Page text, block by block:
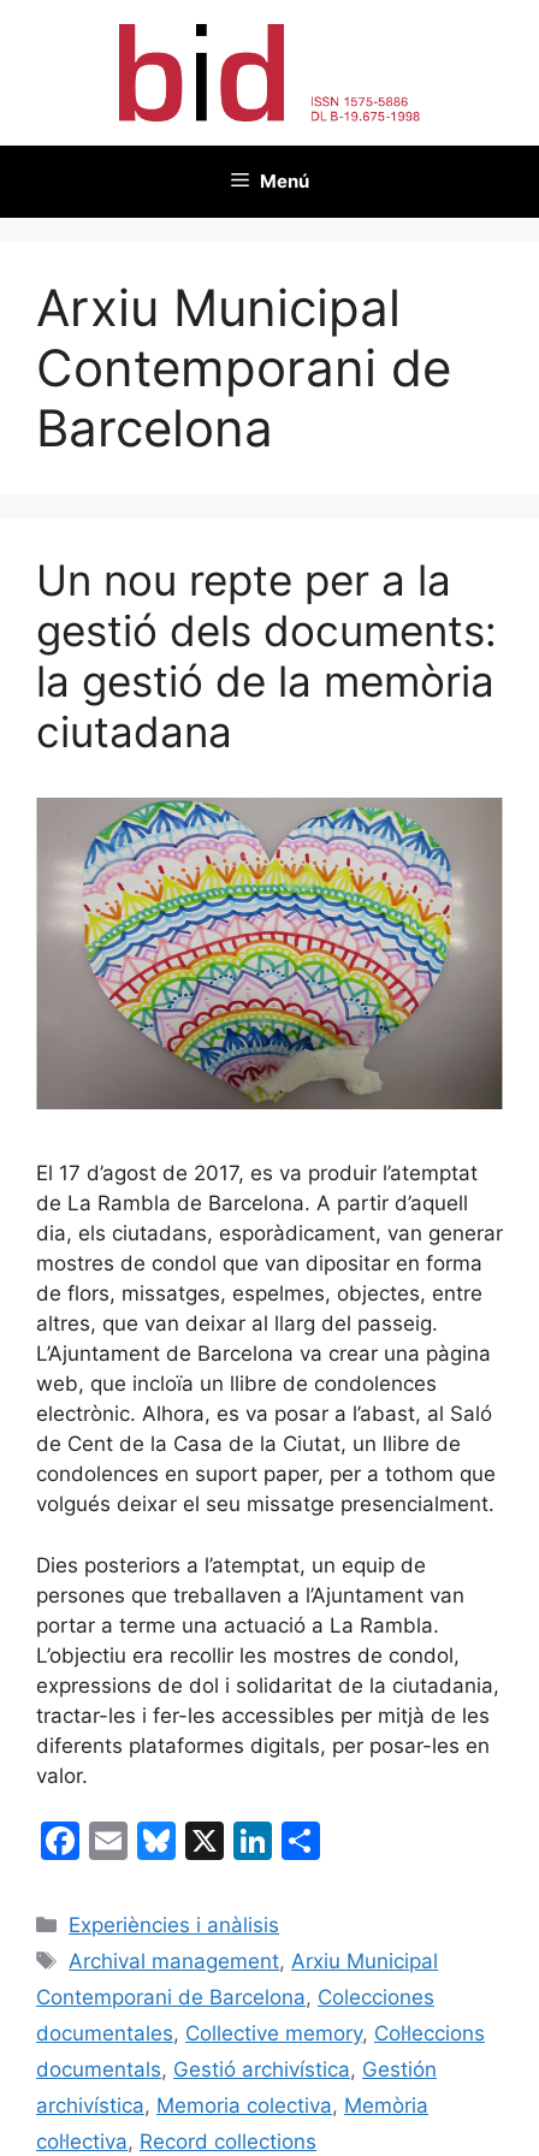
Menú
Arxiu Municipal
Contemporani de
Barcelona
Un nou repte per a la
gestió dels documents:
la gestió de la memòria
ciutadana
El 17 d’agost de 2017, es va produir l’atemptat
de La Rambla de Barcelona. A partir d’aquell
dia, els ciutadans, esporàdicament, van generar
mostres de condol que van dipositar en forma
de flors, missatges, espelmes, objectes, entre
altres, que van deixar al llarg del passeig.
L’Ajuntament de Barcelona va crear una pàgina
web, que incloïa un llibre de condolences
electrònic. Alhora, es va posar a l’abast, al Saló
de Cent de la Casa de la Ciutat, un llibre de
condolences en suport paper, per a tothom que
volgués deixar el seu missatge presencialment.
Dies posteriors a l’atemptat, un equip de
persones que treballaven a l’Ajuntament van
portar a terme una actuació a La Rambla.
L’objectiu era recollir les mostres de condol,
expressions de dol i solidaritat de la ciutadania,
tractar-les i fer-les accessibles per mitjà de les
diferents plataformes digitals, per posar-les en
valor.
F
c
e
b
o
o
k
E
ai
l
Bl
e
s
k
y
X
Li
k
e
dI
n
p
ar
te
ix
Categories
Experiències i anàlisis
Etiquetes
Archival management,Arxiu Municipal
Contemporani de Barcelona, Colecciones
documentales, Collective memory, Col·leccions
documentals, Gestió archivística, Gestión
archivística, Memoria colectiva, Memòria
col·lectiva, Record collections